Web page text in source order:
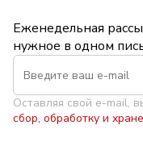
Еженедельная
нужное в одном
Оставляя свой e-mail,
сбор, обработку и